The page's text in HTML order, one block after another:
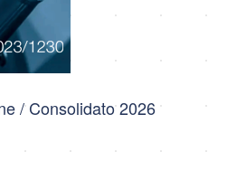
/ Consolidato 2026